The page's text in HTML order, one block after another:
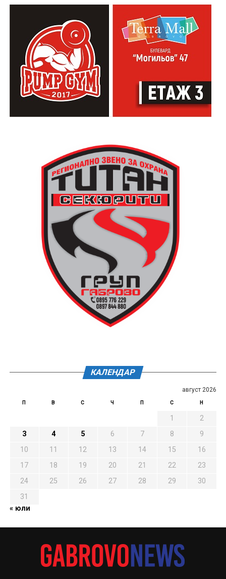
КАЛЕНДАР
август 2026
П В С Ч П С Н
1
2
3
4 5 6 7 8
9
10
11 12 13 14 15
16
17
18 19 20 21 22
23
24
25 26 27 28 29
30
31
« юли